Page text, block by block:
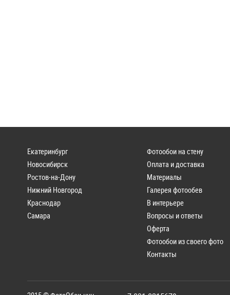
Екатеринбург
Новосибирск
Ростов-на-Дону
Нижний Новгород
Краснодар
Самара
Фотообои на стену
Оплата и доставка
Материалы
Галерея фотообев
В интерьере
Вопросы и ответы
Оферта
Фотообои из своего фото
Контакты